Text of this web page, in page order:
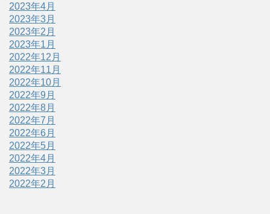
2023年4月
2023年3月
2023年2月
2023年1月
2022年12月
2022年11月
2022年10月
2022年9月
2022年8月
2022年7月
2022年6月
2022年5月
2022年4月
2022年3月
2022年2月